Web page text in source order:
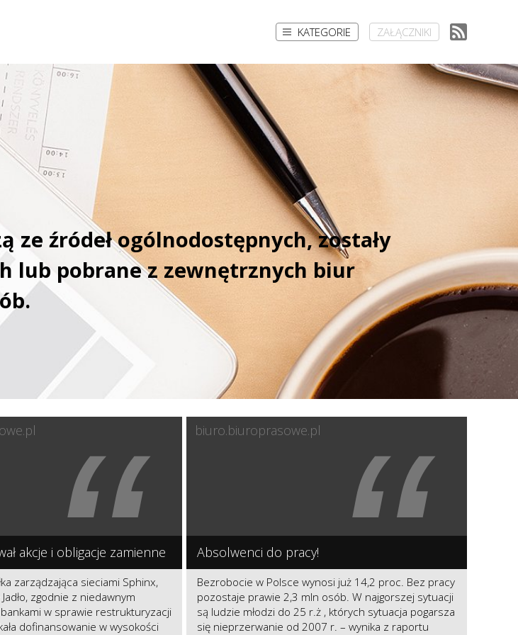
KATEGORIE ZAŁĄCZNIKI
ze źródeł ogólnodostępnych, zostały
lub pobrane z zewnętrznych biur
“
akcje i obligacje zamienne
zarządzająca sieciami Sphinx,
zgodnie z niedawnym
w sprawie restrukturyzacji
dofinansowanie w wysokości
biuro.biuroprasowe.pl “
Absolwenci do pracy!
Bezrobocie w Polsce wynosi już 14,2 proc. Bez pracy
pozostaje prawie 2,3 mln osób. W najgorszej sytuacji
są ludzie młodzi do 25 r.ż , których sytuacja pogarsza
się nieprzerwanie od 2007 r. – wynika z raportu